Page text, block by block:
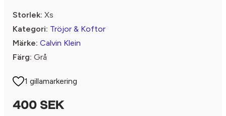
Storlek: Xs
Kategori: Tröjor & Koftor
Märke: Calvin Klein
Färg: Grå
1 gillamarkering
400 SEK